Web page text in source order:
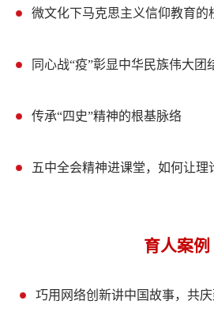
微文化下马克思主义信仰教育的
同心战“疫”彰显中华民族伟大团
传承“四史”精神的根基脉络
五中全会精神进课堂，如何让理
育人案例
巧用网络创新讲中国故事，共